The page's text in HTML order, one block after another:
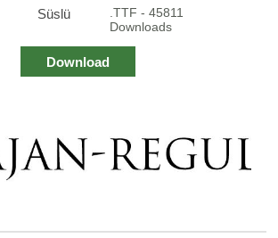
Süslü
.TTF - 45811
Downloads
Download